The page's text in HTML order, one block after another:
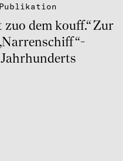
dem kouff.“ Zur
Jahr­hun­derts